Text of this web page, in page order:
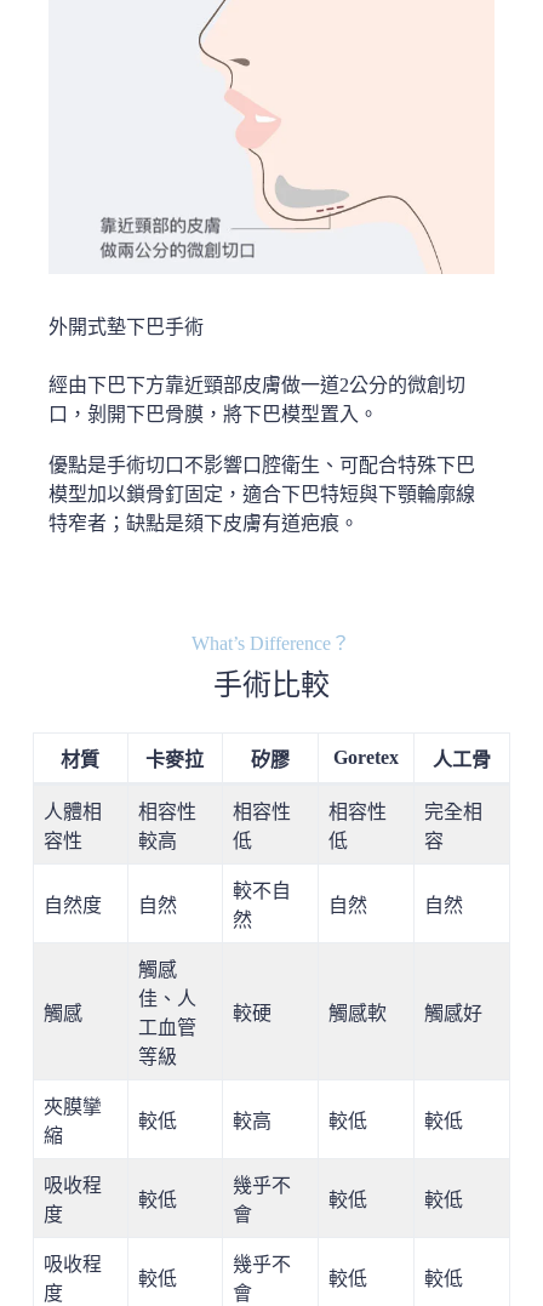
外開式墊下巴手術
經由下巴下方靠近頸部皮膚做一道2公分的微創切
口，剝開下巴骨膜，將下巴模型置入。
優點是手術切口不影響口腔衛生、可配合特殊下巴
模型加以鎖骨釘固定，適合下巴特短與下顎輪廓線
特窄者；缺點是頦下皮膚有道疤痕。
What’s Difference？
手術比較
材質 卡麥拉 矽膠 Goretex 人工骨
人體相
容性
相容性
較高
相容性
低
相容性
低
完全相
容
自然度 自然
較不自
然
自然 自然
觸感
觸感
佳、人
工血管
等級
較硬 觸感軟 觸感好
夾膜攣
縮
較低 較高 較低 較低
吸收程
度
較低
幾乎不
會
較低 較低
吸收程
度
較低
幾乎不
會
較低 較低